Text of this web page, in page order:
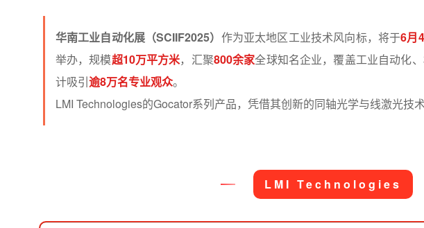
华南工业自动化展 （SCIIF2025） 作为亚太地区工业技术风向标，将于6月
举办，规模超10万平方米，汇聚800余家全球知名企业，覆盖工业自动化
计吸引逾8万名专业观众。
LMI Technologies的Gocator系列产品，凭借其创新的同轴光学与线激光技
LMI Technologies